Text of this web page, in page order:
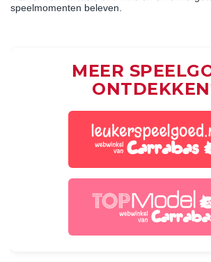
speelmomenten beleven.
MEER